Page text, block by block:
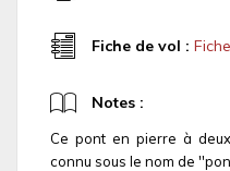
Fiche de vol :
Notes :
Ce pont en pierre à
connu sous le nom de